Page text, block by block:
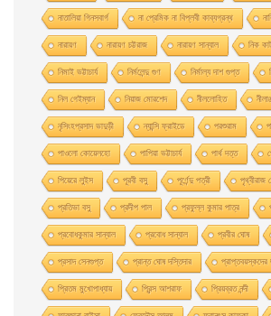
নাতালিয়া গিনসবার্গ না প্রেমিক না বিপ্লবী কাব্যগ্রন্থ
নারায়ণ নারায়ণ চট্টরাজ নারায়ণ সান্যাল নিক
নিমাই ভট্টাচার্য নির্মলেন্দু গুণ নির্মাল্য দাশ গুপ্ত
নিল গেইম্যান নিয়াজ মোরশেদ নীললােহিত
নৃসিংহপ্রসাদ ভাদুড়ী ন্যান্সি ফ্রাইডে পরশুরাম
পাওলাে কোয়েলহো পাপিয়া ভট্টাচার্য পার্থ দত্ত
পিয়েরে লুইস পূরবী বসু পূর্ণেন্দু পত্রী পৃথ্বীরাজ
প্রতিভা বসু প্রদীপ পাল প্রফুল্ল কুমার পাত্র
প্রবােধকুমার সান্যাল প্রবােধ সান্যাল প্রবীর ঘােষ
প্রসাদ সেনগুপ্ত প্রান্ত ঘোষ দস্তিদার প্রাপ্তবয়স্কদের
প্রিতম মুখোপাধ্যায় প্রিন্স আশরাফ প্রিয়ব্রত নন্দী